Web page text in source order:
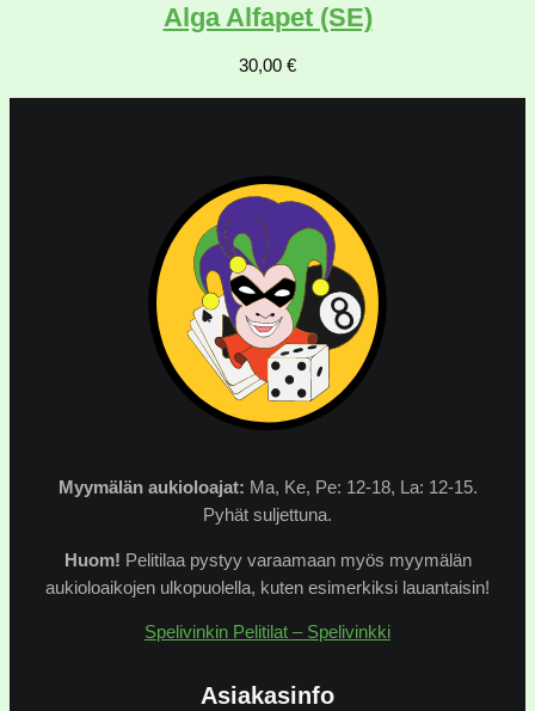
Alga Alfapet (SE)
30,00 €
Myymälän aukioloajat: Ma, Ke, Pe: 12-18, La: 12-15.
Pyhät suljettuna.
Huom! Pelitilaa pystyy varaamaan myös myymälän
aukioloaikojen ulkopuolella, kuten esimerkiksi lauantaisin!
Spelivinkin Pelitilat – Spelivinkki
Asiakasinfo